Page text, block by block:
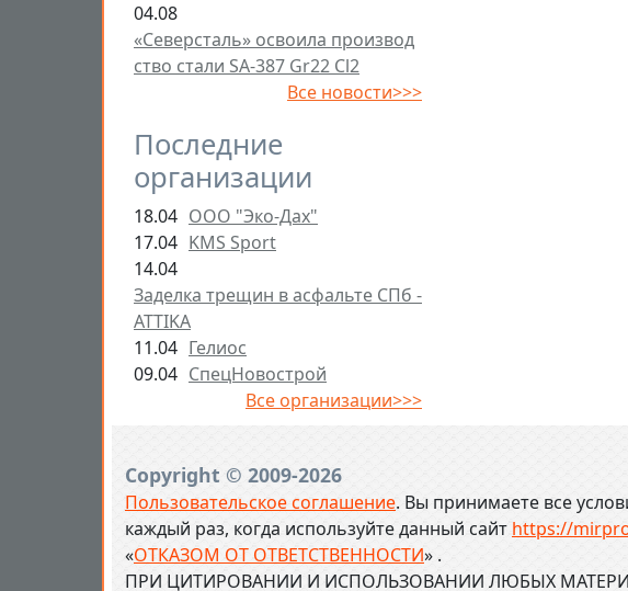
04.08
«Северсталь» освоила производ
ство стали SA-387 Gr22 Cl2
Все новости>>>
Последние
организации
18.04 ООО "Эко-Дах"
17.04 KMS Sport
14.04
Заделка трещин в асфальте СПб -
ATTIKA
11.04 Гелиос
09.04 СпецНовострой
Все организации>>>
Copyright © 2009-2026
Пользовательское соглашение. Вы принимаете все
каждый раз, когда используйте данный сайт https://
«ОТКАЗОМ ОТ ОТВЕТСТВЕННОСТИ» .
ПРИ ЦИТИРОВАНИИ И ИСПОЛЬЗОВАНИИ ЛЮБЫХ